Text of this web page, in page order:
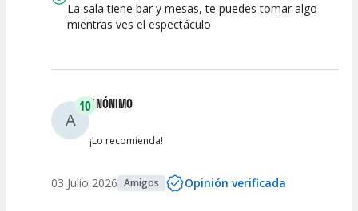
La sala tiene bar y mesas, te puedes tomar algo
mientras ves el espectáculo
A
10ANÓNIMO
¡Lo recomienda!
03 Julio 2026 Amigos Opinión verificada